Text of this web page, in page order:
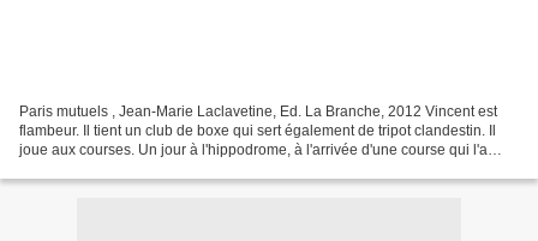
Paris mutuels , Jean-Marie Laclavetine, Ed. La Branche, 2012 Vincent est
flambeur. Il tient un club de boxe qui sert également de tripot clandestin. Il
joue aux courses. Un jour à l'hippodrome, à l'arrivée d'une course qui l'a